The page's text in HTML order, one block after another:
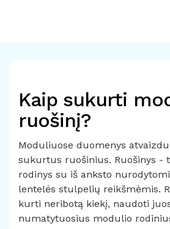
Kaip sukurti
ruošinį?
Moduliuose duomenys
sukurtus ruošinius. Ruošinys -
rodinys su iš anksto
lentelės stulpelių reikšmėmis.
kurti neribotą kiekį, naudoti
numatytuosius modulio